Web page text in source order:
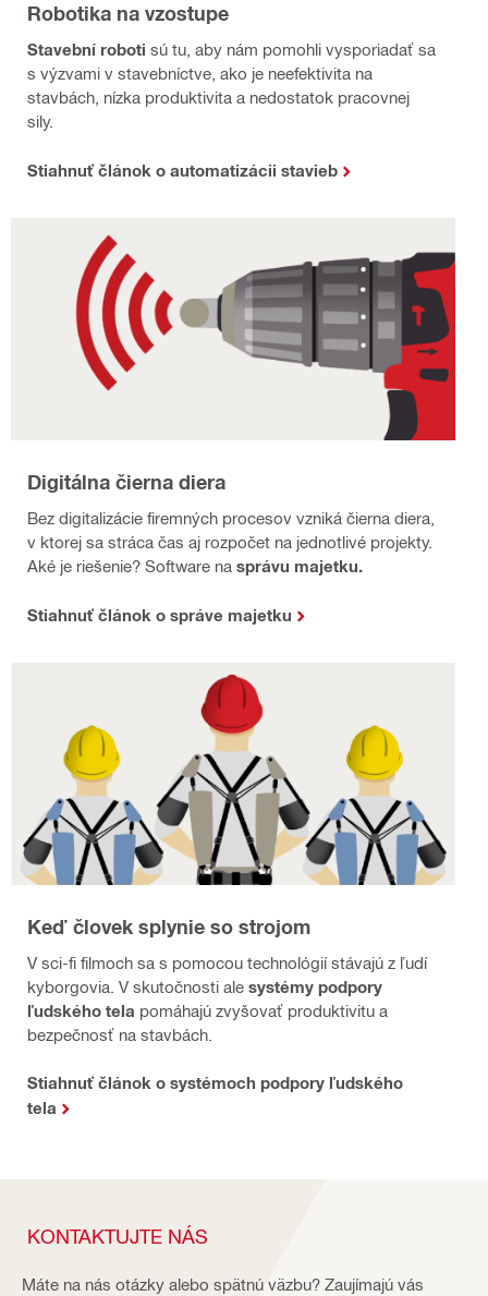
Robotika na vzostupe
Stavební roboti sú tu, aby nám pomohli vysporiadať sa
s výzvami v stavebníctve, ako je neefektivita na
stavbách, nízka produktivita a nedostatok pracovnej
sily.
Stiahnuť článok o automatizácii stavieb
Digitálna čierna diera
Bez digitalizácie firemných procesov vzniká čierna diera,
v ktorej sa stráca čas aj rozpočet na jednotlivé projekty.
Aké je riešenie? Software na správu majetku.
Stiahnuť článok o správe majetku
Keď človek splynie so strojom
V sci-fi filmoch sa s pomocou technológií stávajú z ľudí
kyborgovia. V skutočnosti ale systémy podpory
ľudského tela pomáhajú zvyšovať produktivitu a
bezpečnosť na stavbách.
Stiahnuť článok o systémoch podpory ľudského
tela
KONTAKTUJTE NÁS
Máte na nás otázky alebo spätnú väzbu? Zaujímajú vás